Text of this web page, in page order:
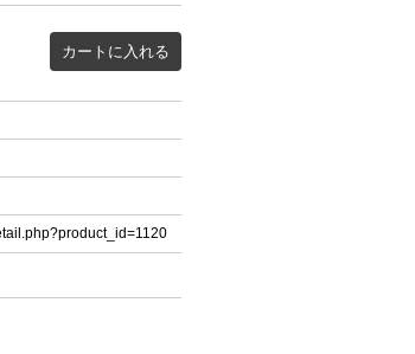
カートに入れる